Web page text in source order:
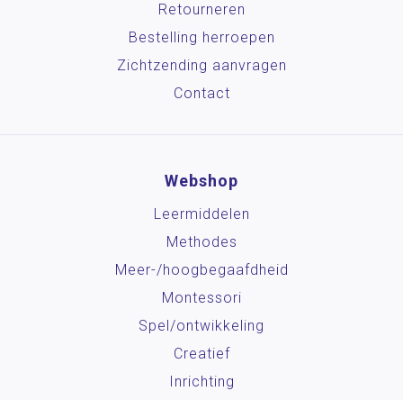
Retourneren
Bestelling herroepen
Zichtzending aanvragen
Contact
Webshop
Leermiddelen
Methodes
Meer-/hoog­begaafdheid
Montessori
Spel/ontwikkeling
Creatief
Inrichting